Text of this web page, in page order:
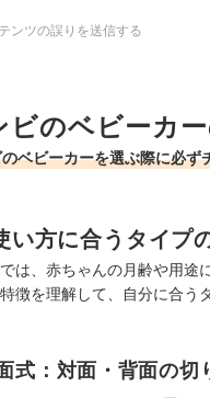
ンツの誤りを送信する
ビのベビーカ
ベビーカーを選ぶ際に必
い方に合うタイプ
は、赤ちゃんの月齢や用途
徴を理解して、自分に合う
式：対面・背面の切